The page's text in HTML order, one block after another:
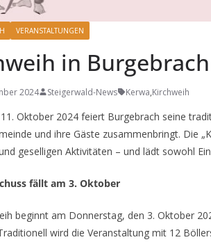
VERANSTALTUNGEN
in
2024 Steigerwald-News Kerwa,Kirchweih
Oktober 2024 feiert Burgebrach seine
und ihre Gäste zusammenbringt. Die
geselligen Aktivitäten – und lädt sowohl
fällt am 3. Oktober
beginnt am Donnerstag, den 3. Oktober
wird die Veranstaltung mit 12